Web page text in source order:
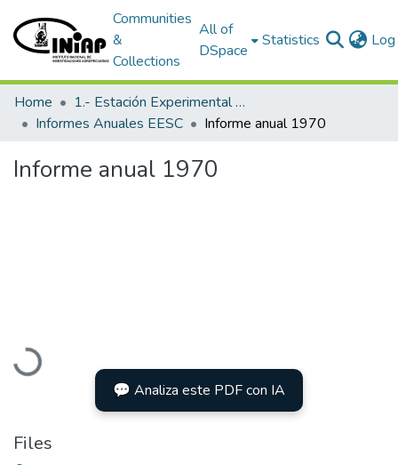
Communities
&
Collections
All of
DSpace
Statistics
Home
1.- Estación Experimental Santa Catalina
Informes Anuales EESC
Informe anual 1970
Informe anual 1970
Loading...
💬 Analiza este PDF con IA
Files